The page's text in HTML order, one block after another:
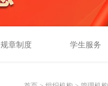
规章制度 学生服务